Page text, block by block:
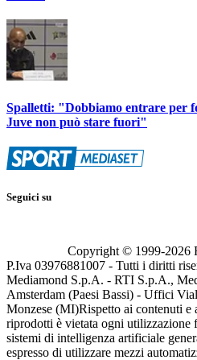
Spalletti: "Dobbiamo entrare per
Juve non può stare fuori"
Seguici su
Copyright © 1999-2026
P.Iva 03976881007 - Tutti i diritti
Mediamond S.p.A. - RTI S.p.A.,
Amsterdam (Paesi Bassi) - Uffici
Monzese (MI)Rispetto ai contenuti e
riprodotti è vietata ogni utilizzazione
sistemi di intelligenza artificiale
espresso di utilizzare mezzi